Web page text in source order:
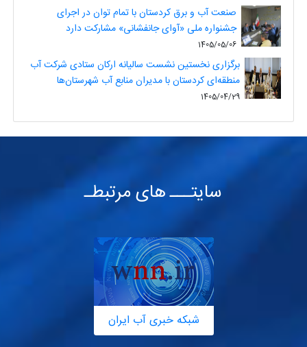
صنعت آب و برق کردستان با تمام توان در اجرای
جشنواره ملی «آوای جانفشانی» مشارکت دارد
1405/05/06
برگزاری نخستین نشست سالیانه ارکان ستادی شرکت آب
منطقه‌ای کردستان با مدیران منابع آب شهرستان‌ها
1405/04/29
سایتـــ های مرتبطـ
شبکه خبری آب ایران